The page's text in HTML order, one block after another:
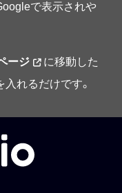
で表示されや
ージ
に移動した
れるだけです。